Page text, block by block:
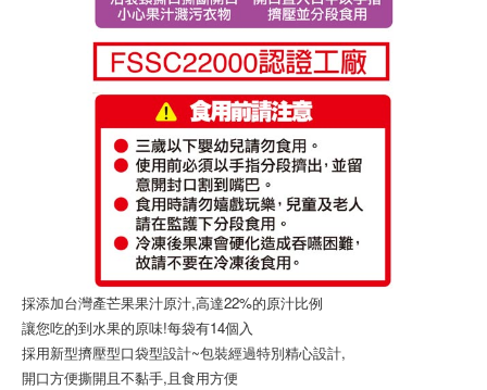
採添加台灣產芒果果汁原汁,高達22%的原汁比例
讓您吃的到水果的原味!每袋有14個入
採用新型擠壓型口袋型設計~包裝經過特別精心設計,
開口方便撕開且不黏手,且食用方便